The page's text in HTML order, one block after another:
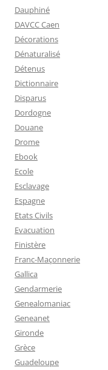
Dauphiné
DAVCC Caen
Décorations
Dénaturalisé
Détenus
Dictionnaire
Disparus
Dordogne
Douane
Drome
Ebook
Ecole
Esclavage
Espagne
Etats Civils
Evacuation
Finistère
Franc-Maçonnerie
Gallica
Gendarmerie
Genealomaniac
Geneanet
Gironde
Grèce
Guadeloupe